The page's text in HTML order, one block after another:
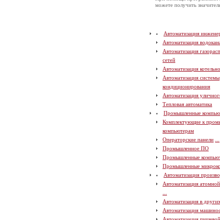
можете получить
Автоматизация
Автоматизация
Автоматизация
сетей
Автоматизация
Автоматизация системы
кондиционирования
Автоматизация
Тепловая автоматика
Промышленные
Комплектующие к
компьютерам
Операторские панели
Промышленное ПО
Промышленные
Промышленные
Автоматизация
Автоматизация
Автоматизация в
Автоматизация